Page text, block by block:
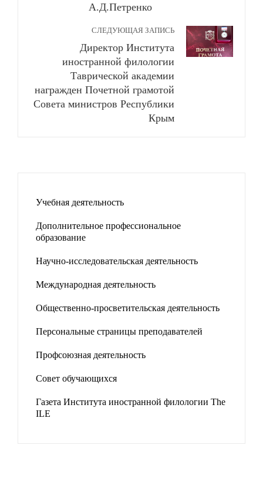
А.Д.Петренко
СЛЕДУЮЩАЯ ЗАПИСЬ
Директор Института
иностранной филологии
Таврической академии
награжден Почетной грамотой
Совета министров Республики
Крым
Учебная деятельность
Дополнительное профессиональное
образование
Научно-исследовательская деятельность
Международная деятельность
Общественно-просветительская деятельность
Персональные страницы преподавателей
Профсоюзная деятельность
Совет обучающихся
Газета Института иностранной филологии The
ILE